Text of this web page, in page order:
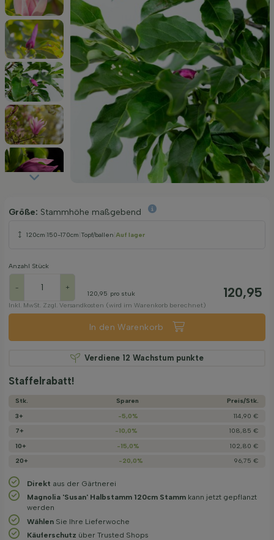
Größe: Stammhöhe maßgebend
120cm 150-170cm Topf/ballen Auf lager
Anzahl Stück
- +
120,95 pro stuk 120,95
Inkl. MwSt. Zzgl. Versandkosten (wird im Warenkorb berechnet)
In den Warenkorb
Verdiene 12 Wachstum punkte
Staffelrabatt!
Stk. Sparen
Preis/­Stk.
3+
-5,0%
114,90 €
7+
-10,0%
108,85 €
10+
-15,0%
102,80 €
20+
-20,0% 96,75 €
Direkt aus der Gärtnerei
Magnolia 'Susan' Halbstamm 120cm Stamm kann jetzt gepflanzt
werden
Wählen Sie Ihre Lieferwoche
Käuferschutz über Trusted Shops